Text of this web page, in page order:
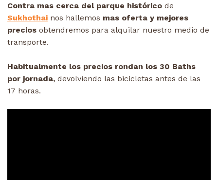
Contra mas cerca del parque histórico de
Sukhothai nos hallemos mas oferta y mejores
precios obtendremos para alquilar nuestro medio de
transporte.
Habitualmente los precios rondan los 30 Baths
por jornada, devolviendo las bicicletas antes de las
17 horas.